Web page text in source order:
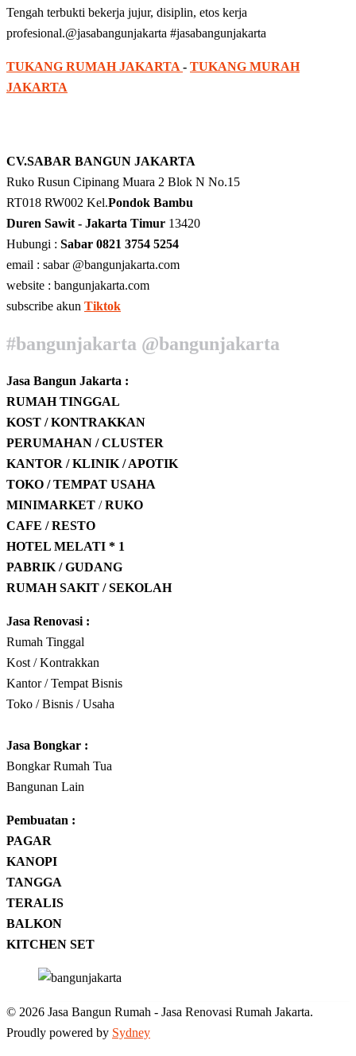
Tengah terbukti bekerja jujur, disiplin, etos kerja
profesional.@jasabangunjakarta #jasabangunjakarta
TUKANG RUMAH JAKARTA - TUKANG MURAH
JAKARTA
CV.SABAR BANGUN JAKARTA
Ruko Rusun Cipinang Muara 2 Blok N No.15
RT018 RW002 Kel.Pondok Bambu
Duren Sawit - Jakarta Timur 13420
Hubungi : Sabar 0821 3754 5254
email : sabar @bangunjakarta.com
website : bangunjakarta.com
subscribe akun Tiktok
#bangunjakarta @bangunjakarta
Jasa Bangun Jakarta :
RUMAH TINGGAL
KOST / KONTRAKKAN
PERUMAHAN / CLUSTER
KANTOR / KLINIK / APOTIK
TOKO / TEMPAT USAHA
MINIMARKET /RUKO
CAFE / RESTO
HOTEL MELATI * 1
PABRIK / GUDANG
RUMAH SAKIT / SEKOLAH
Jasa Renovasi :
Rumah Tinggal
Kost / Kontrakkan
Kantor / Tempat Bisnis
Toko / Bisnis / Usaha
Jasa Bongkar :
Bongkar Rumah Tua
Bangunan Lain
Pembuatan :
PAGAR
KANOPI
TANGGA
TERALIS
BALKON
KITCHEN SET
© 2026 Jasa Bangun Rumah - Jasa Renovasi Rumah Jakarta.
Proudly powered by Sydney